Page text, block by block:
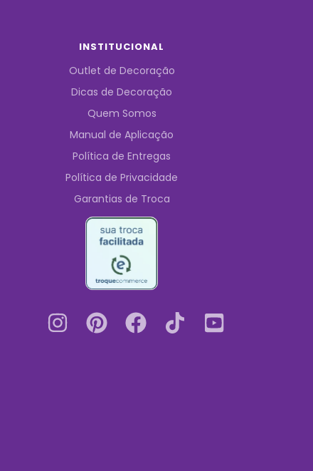
INSTITUCIONAL
Outlet de Decoração
Dicas de Decoração
Quem Somos
Manual de Aplicação
Política de Entregas
Política de Privacidade
Garantias de Troca